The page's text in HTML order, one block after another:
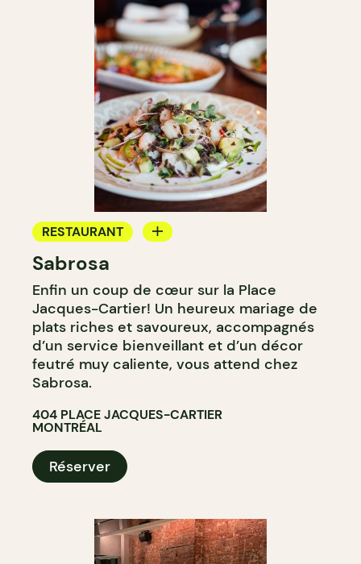
RESTAURANT
BAR
BAR À VIN
BAR À COCKTAIL
Sabrosa
Enfin un coup de cœur sur la Place
Jacques-Cartier! Un heureux mariage de
plats riches et savoureux, accompagnés
d’un service bienveillant et d’un décor
feutré muy caliente, vous attend chez
Sabrosa.
404 PLACE JACQUES-CARTIER
MONTRÉAL
Réserver